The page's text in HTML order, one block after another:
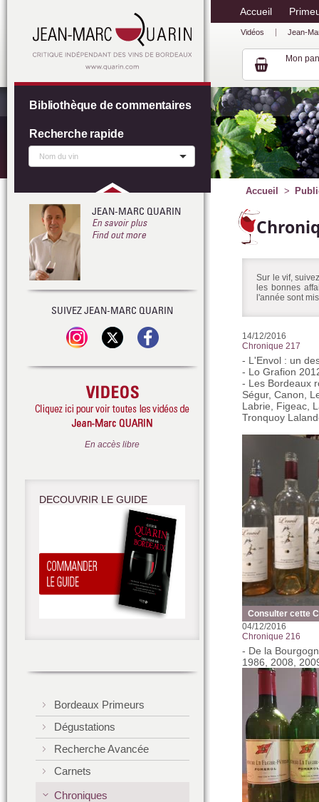
Accueil
Vidéos Jean-
Mon
Accueil
Sur le vif,
les bonnes
l'année sont
14/12/2016
Chronique 217
- L'Envol : un
- Lo Grafion
- Les Bordeaux
Ségur, Canon,
Labrie, Figeac,
Tronquoy
Consulter cette
04/12/2016
Chronique 216
- De la
1986, 2008,
Bibliothèque de commentaires
Recherche rapide
JEAN-MARC QUARIN
En savoir plus
Find out more
SUIVEZ JEAN-MARC QUARIN
En accès libre
DECOUVRIR LE GUIDE
Bordeaux Primeurs
Dégustations
Recherche Avancée
Carnets
Chroniques